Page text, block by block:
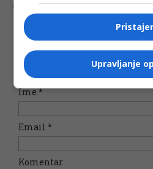
Šta mislite o ovoj temi?
Vaša e-mail adresa neće biti
obavezna!
Ime*
Email *
Komentar
Upravljanje